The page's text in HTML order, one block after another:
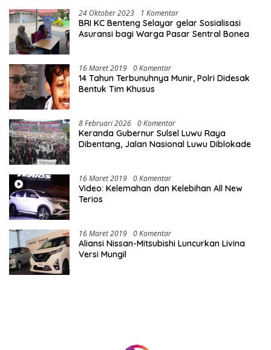
24 Oktober 2023 1 Komentar
BRI KC Benteng Selayar gelar Sosialisasi
Asuransi bagi Warga Pasar Sentral Bonea
16 Maret 2019 0 Komentar
14 Tahun Terbunuhnya Munir, Polri Didesak
Bentuk Tim Khusus
8 Februari 2026 0 Komentar
Keranda Gubernur Sulsel Luwu Raya
Dibentang, Jalan Nasional Luwu Diblokade
16 Maret 2019 0 Komentar
Video: Kelemahan dan Kelebihan All New
Terios
16 Maret 2019 0 Komentar
Aliansi Nissan-Mitsubishi Luncurkan Livina
Versi Mungil